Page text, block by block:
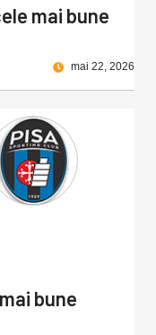
mai bune
mai 22, 2026
bune